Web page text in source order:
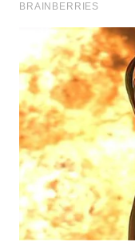
WN
MALUT
WN
DAIRI
WN
DANAU
TOBA
WN
NIAS